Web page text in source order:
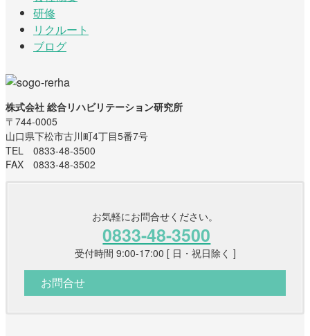
研修
リクルート
ブログ
株式会社 総合リハビリテーション研究所
〒744-0005
山口県下松市古川町4丁目5番7号
TEL 0833-48-3500
FAX 0833-48-3502
お気軽にお問合せください。
0833-48-3500
受付時間 9:00-17:00 [ 日・祝日除く ]
お問合せ